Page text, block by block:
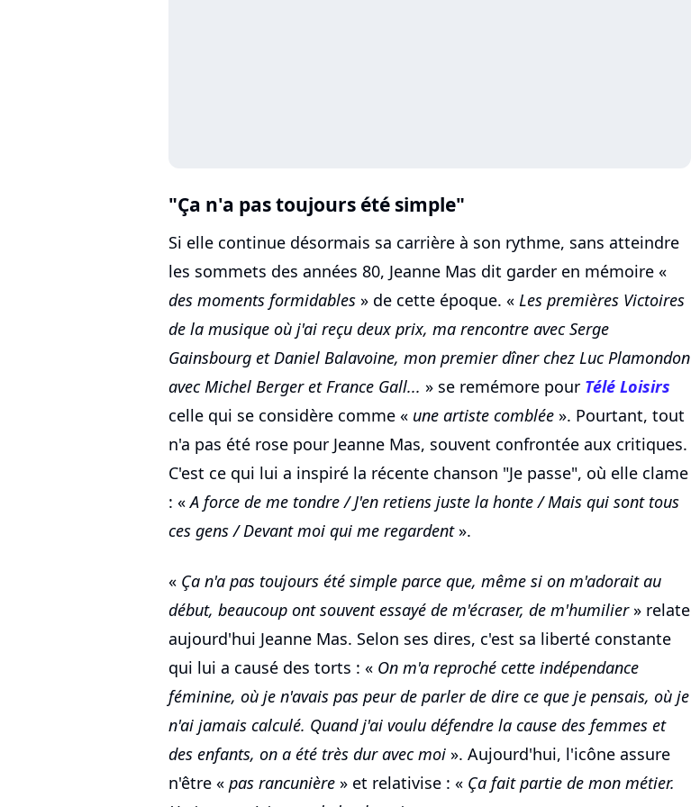
"Ça n'a pas toujours été simple"
Si elle continue désormais sa carrière à son rythme, sans atteindre
les sommets des années 80, Jeanne Mas dit garder en mémoire «
des moments formidables » de cette époque. « Les premières Victoires
de la musique où j'ai reçu deux prix, ma rencontre avec Serge
Gainsbourg et Daniel Balavoine, mon premier dîner chez Luc Plamondon
avec Michel Berger et France Gall... » se remémore pour Télé Loisirs
celle qui se considère comme « une artiste comblée ». Pourtant, tout
n'a pas été rose pour Jeanne Mas, souvent confrontée aux critiques.
C'est ce qui lui a inspiré la récente chanson "Je passe", où elle clame
: «A force de me tondre / J'en retiens juste la honte / Mais qui sont tous
ces gens / Devant moi qui me regardent».
« Ça n'a pas toujours été simple parce que, même si on m'adorait au
début, beaucoup ont souvent essayé de m'écraser, de m'humilier» relate
aujourd'hui Jeanne Mas. Selon ses dires, c'est sa liberté constante
qui lui a causé des torts : « On m'a reproché cette indépendance
féminine, où je n'avais pas peur de parler de dire ce que je pensais, où je
n'ai jamais calculé. Quand j'ai voulu défendre la cause des femmes et
des enfants, on a été très dur avec moi ». Aujourd'hui, l'icône assure
n'être « pas rancunière » et relativise : « Ça fait partie de mon métier.